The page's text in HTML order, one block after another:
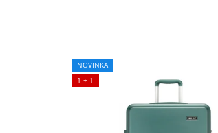
NOVINKA
1 + 1